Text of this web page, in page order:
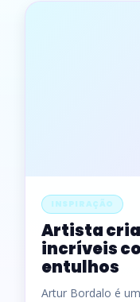
INSPIRAÇÃO
Artista
incríveis
entulhos
Artur Bordalo é